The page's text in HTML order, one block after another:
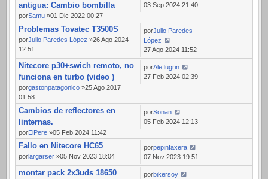
antigua: Cambio bombilla
porSamu »01 Dic 2022 00:27
03 Sep 2024 21:40
Problemas Tovatec T3500S
porJulio Paredes López »26 Ago 2024
12:51
porJulio Paredes
López
27 Ago 2024 11:52
Nitecore p30+swich remoto, no
funciona en turbo (video )
porgastonpatagonico »25 Ago 2017
01:58
porAle lugrin
27 Feb 2024 02:39
Cambios de reflectores en
linternas.
porElPere »05 Feb 2024 11:42
porSonan
05 Feb 2024 12:13
Fallo en Nitecore HC65
porlargarser »05 Nov 2023 18:04
porpepinfaxera
07 Nov 2023 19:51
montar pack 2x3uds 18650 porbikersoy